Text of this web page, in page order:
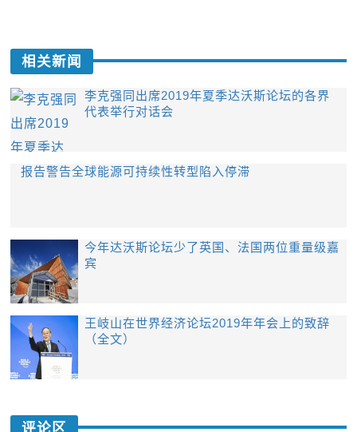
相关新闻
李克强同出席2019年夏季达沃斯论坛的各界
代表举行对话会
报告警告全球能源可持续性转型陷入停滞
今年达沃斯论坛少了英国、法国两位重量级嘉
宾
王岐山在世界经济论坛2019年年会上的致辞
（全文）
评论区